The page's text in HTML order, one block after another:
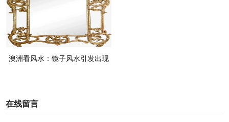
澳洲看风水：镜子风水引发出现
在线留言